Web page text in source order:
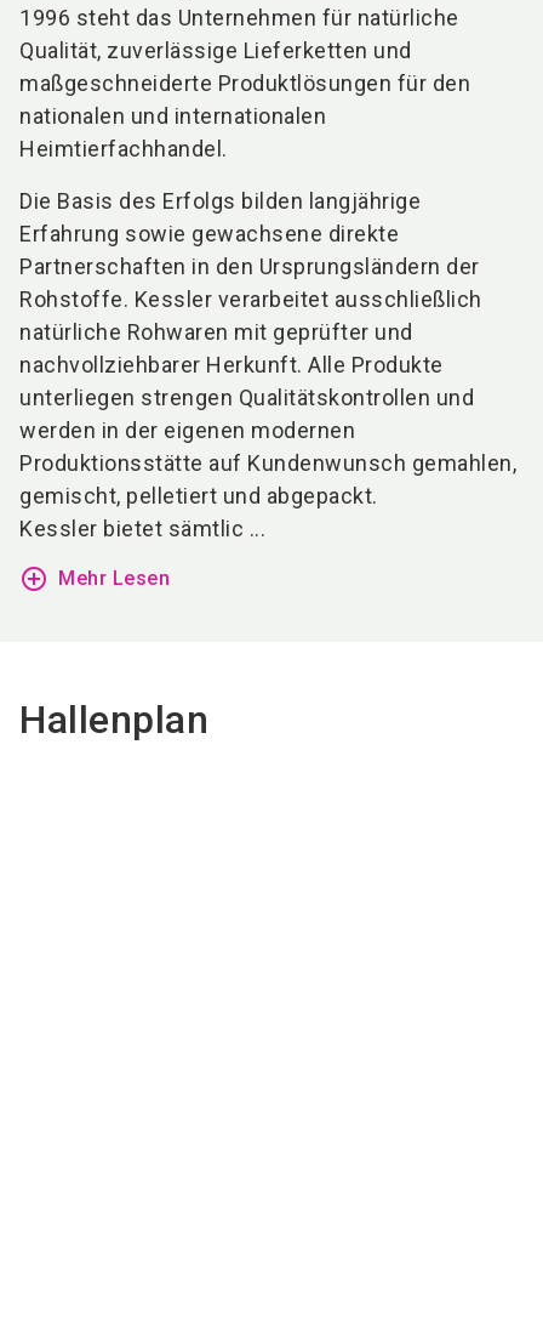
1996 steht das Unternehmen für natürliche
Qualität, zuverlässige Lieferketten und
maßgeschneiderte Produktlösungen für den
nationalen und internationalen
Heimtierfachhandel.
Die Basis des Erfolgs bilden langjährige
Erfahrung sowie gewachsene direkte
Partnerschaften in den Ursprungsländern der
Rohstoffe. Kessler verarbeitet ausschließlich
natürliche Rohwaren mit geprüfter und
nachvollziehbarer Herkunft. Alle Produkte
unterliegen strengen Qualitätskontrollen und
werden in der eigenen modernen
Produktionsstätte auf Kundenwunsch gemahlen,
gemischt, pelletiert und abgepackt.
Kessler bietet sämtlic ...
add_circle_outline Mehr Lesen
Hallenplan